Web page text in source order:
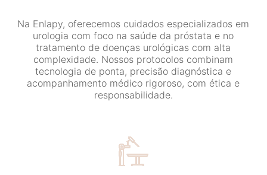
Na Enlapy, oferecemos cuidados especializados em
urologia com foco na saúde da próstata e no
tratamento de doenças urológicas com alta
complexidade. Nossos protocolos combinam
tecnologia de ponta, precisão diagnóstica e
acompanhamento médico rigoroso, com ética e
responsabilidade.